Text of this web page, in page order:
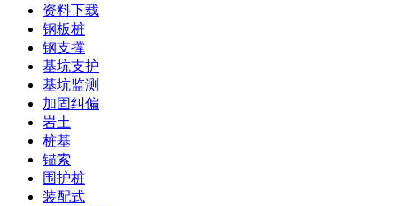
资料下载
钢板桩
钢支撑
基坑支护
基坑监测
加固纠偏
岩土
桩基
锚索
围护桩
装配式